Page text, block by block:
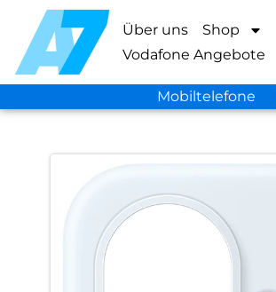
Über uns Shop
Vodafone Angebote
Mobiltelefone